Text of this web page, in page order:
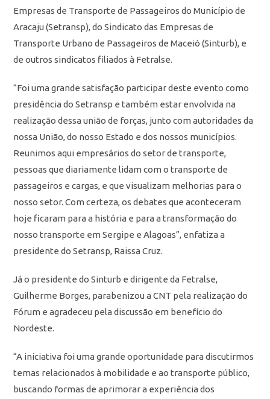
Empresas de Transporte de Passageiros do Município de
Aracaju (Setransp), do Sindicato das Empresas de
Transporte Urbano de Passageiros de Maceió (Sinturb), e
de outros sindicatos filiados à Fetralse.
“Foi uma grande satisfação participar deste evento como
presidência do Setransp e também estar envolvida na
realização dessa união de forças, junto com autoridades da
nossa União, do nosso Estado e dos nossos municípios.
Reunimos aqui empresários do setor de transporte,
pessoas que diariamente lidam com o transporte de
passageiros e cargas, e que visualizam melhorias para o
nosso setor. Com certeza, os debates que aconteceram
hoje ficaram para a história e para a transformação do
nosso transporte em Sergipe e Alagoas”, enfatiza a
presidente do Setransp, Raissa Cruz.
Já o presidente do Sinturb e dirigente da Fetralse,
Guilherme Borges, parabenizou a CNT pela realização do
Fórum e agradeceu pela discussão em benefício do
Nordeste.
“A iniciativa foi uma grande oportunidade para discutirmos
temas relacionados à mobilidade e ao transporte público,
buscando formas de aprimorar a experiência dos